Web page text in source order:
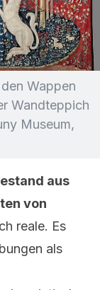
Wappen
Wandteppich
Museum,
aus
von
reale. Es
als